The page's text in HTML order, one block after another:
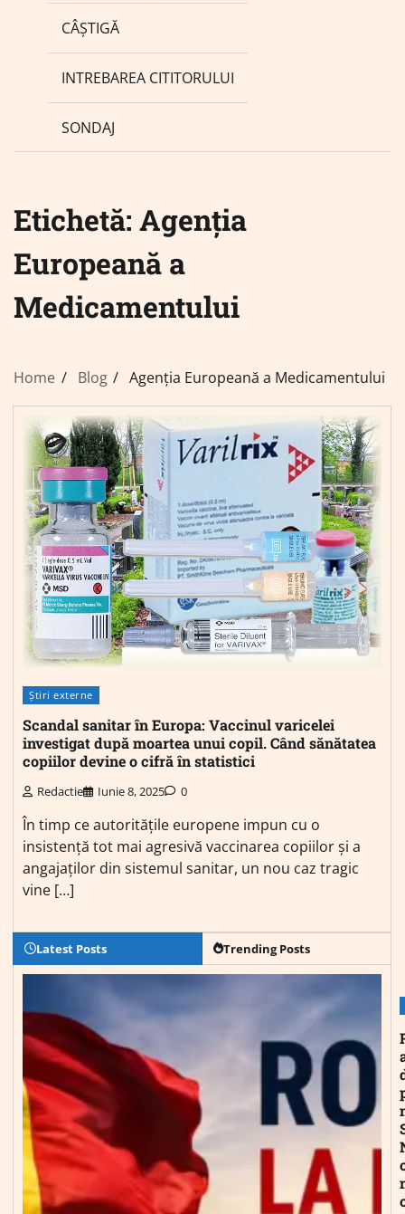
CÂȘTIGĂ
INTREBAREA CITITORULUI
SONDAJ
Etichetă: Agenția
Europeană a
Medicamentului
Home Blog Agenția Europeană a Medicamentului
Știri externe
Scandal sanitar în Europa: Vaccinul varicelei
investigat după moartea unui copil. Când sănătatea
copiilor devine o cifră în statistici
Redactie Iunie 8, 2025 0
În timp ce autoritățile europene impun cu o
insistență tot mai agresivă vaccinarea copiilor și a
angajaților din sistemul sanitar, un nou caz tragic
vine […]
Latest Posts Trending Posts